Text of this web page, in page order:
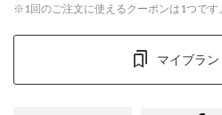
※1回のご注文に使えるクーポンは1つです
マイブラ